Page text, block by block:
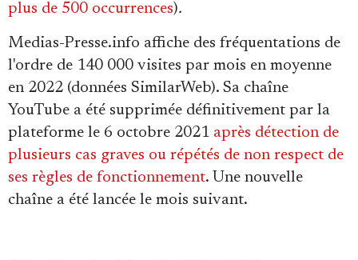
plus de 500 occurrences).
Medias-Presse.info affiche des fréquentations de
l'ordre de 140 000 visites par mois en moyenne
en 2022 (données SimilarWeb). Sa chaîne
YouTube a été supprimée définitivement par la
plateforme le 6 octobre 2021 après détection de
plusieurs cas graves ou répétés de non respect de
ses règles de fonctionnement. Une nouvelle
chaîne a été lancée le mois suivant.